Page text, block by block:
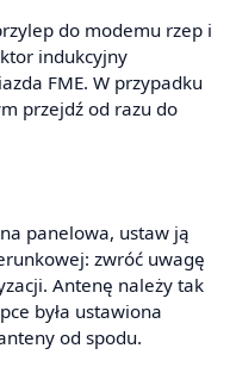
do modemu rzep i
indukcyjny
FME. W przypadku
przejdź od razu do
panelowa, ustaw ją
zwróć uwagę
Antenę należy tak
była ustawiona
od spodu.